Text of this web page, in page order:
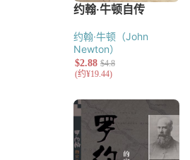
约翰·牛顿（John
Newton）